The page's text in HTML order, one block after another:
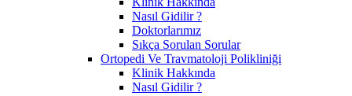
Nasıl Gidilir ?
Doktorlarımız
Sıkça Sorulan Sorular
Ortopedi Ve Travmatoloji Polikliniği
Klinik Hakkında
Nasıl Gidilir ?